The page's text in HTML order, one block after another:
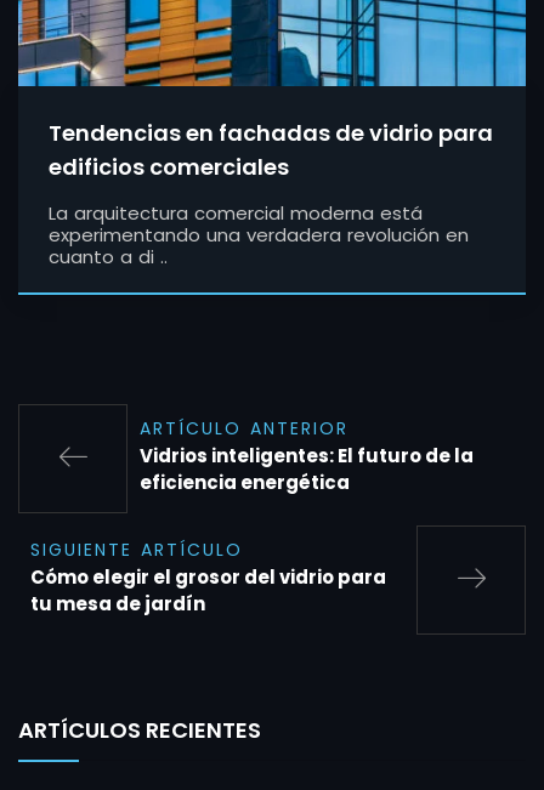
Tendencias en fachadas de vidrio para
edificios comerciales
La arquitectura comercial moderna está
experimentando una verdadera revolución en
cuanto a di ..
ARTÍCULO ANTERIOR
Vidrios inteligentes: El futuro de la
eficiencia energética
SIGUIENTE ARTÍCULO
Cómo elegir el grosor del vidrio para
tu mesa de jardín
ARTÍCULOS RECIENTES